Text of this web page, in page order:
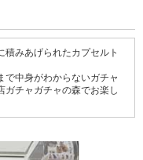
みあげられたカプセルト
で中身がわからないガチャ
ガチャガチャの森でお楽し